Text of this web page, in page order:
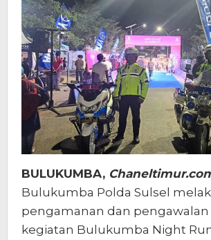
BULUKUMBA,
Bulukumba Polda Sulsel
pengamanan dan pengawalan
kegiatan Bulukumba Night